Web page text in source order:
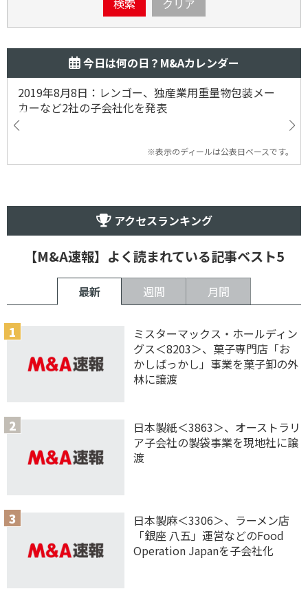
検索 クリア
今日は何の日？M&Aカレンダー
2019年8月8日：レンゴー、独産業用重量物包装メー
カーなど2社の子会社化を発表
※表示のディールは公表日ベースです。
アクセスランキング
【M&A速報】よく読まれている記事ベスト5
最新 週間 月間
ミスターマックス・ホールディン
グス＜8203＞、菓子専門店「お
かしばっかし」事業を菓子卸の外
林に譲渡
日本製紙＜3863＞、オーストラリ
ア子会社の製袋事業を現地社に譲
渡
日本製麻＜3306＞、ラーメン店
「銀座 八五」運営などのFood
Operation Japanを子会社化